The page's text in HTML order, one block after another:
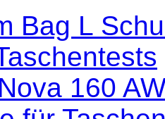
Bag L
160